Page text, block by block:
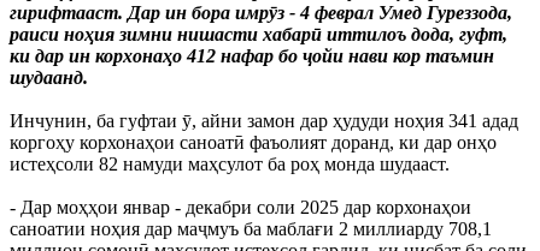
гирифтааст. Дар ин бора имрӯз - 4 феврал Умед Гуреззода,
раиси ноҳия зимни нишасти хабарӣ иттилоъ дода, гуфт,
ки дар ин корхонаҳо 412 нафар бо ҷойи нави кор таъмин
шудаанд.
Инчунин, ба гуфтаи ӯ, айни замон дар ҳудуди ноҳия 341 адад
коргоҳу корхонаҳои саноатӣ фаъолият доранд, ки дар онҳо
истеҳсоли 82 намуди маҳсулот ба роҳ монда шудааст.
- Дар моҳҳои январ - декабри соли 2025 дар корхонаҳои
саноатии ноҳия дар маҷмуъ ба маблағи 2 миллиарду 708,1